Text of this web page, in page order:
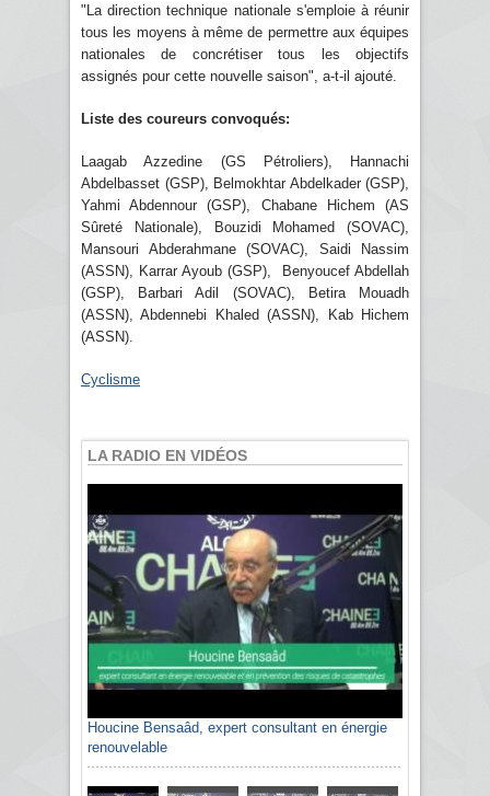
"La direction technique nationale s'emploie à réunir
tous les moyens à même de permettre aux équipes
nationales de concrétiser tous les objectifs
assignés pour cette nouvelle saison", a-t-il ajouté.
Liste des coureurs convoqués:
Laagab Azzedine (GS Pétroliers), Hannachi
Abdelbasset (GSP), Belmokhtar Abdelkader (GSP),
Yahmi Abdennour (GSP), Chabane Hichem (AS
Sûreté Nationale), Bouzidi Mohamed (SOVAC),
Mansouri Abderahmane (SOVAC), Saidi Nassim
(ASSN), Karrar Ayoub (GSP), Benyoucef Abdellah
(GSP), Barbari Adil (SOVAC), Betira Mouadh
(ASSN), Abdennebi Khaled (ASSN), Kab Hichem
(ASSN).
Cyclisme
LA RADIO EN VIDÉOS
Houcine Bensaâd, expert consultant en énergie
renouvelable